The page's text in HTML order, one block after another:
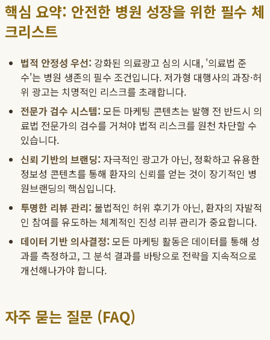
핵심 요약: 안전한 병원 성장을 위한 필수 체
크리스트
법적 안정성 우선: 강화된 의료광고 심의 시대, '의료법 준
수'는 병원 생존의 필수 조건입니다. 저가형 대행사의 과장·허
위 광고는 치명적인 리스크를 초래합니다.
전문가 검수 시스템: 모든 마케팅 콘텐츠는 발행 전 반드시 의
료법 전문가의 검수를 거쳐야 법적 리스크를 원천 차단할 수
있습니다.
신뢰 기반의 브랜딩: 자극적인 광고가 아닌, 정확하고 유용한
정보성 콘텐츠를 통해 환자의 신뢰를 얻는 것이 장기적인 병
원브랜딩의 핵심입니다.
투명한 리뷰 관리: 불법적인 허위 후기가 아닌, 환자의 자발적
인 참여를 유도하는 체계적인 진성 리뷰 관리가 중요합니다.
데이터 기반 의사결정: 모든 마케팅 활동은 데이터를 통해 성
과를 측정하고, 그 분석 결과를 바탕으로 전략을 지속적으로
개선해나가야 합니다.
자주 묻는 질문 (FAQ)